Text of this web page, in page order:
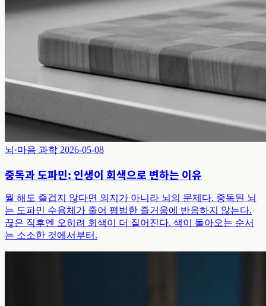
뇌·마음 과학 2026-05-08
중독과 도파민: 인생이 회색으로 변하는 이유
뭘 해도 즐겁지 않다면 의지가 아니라 뇌의 문제다. 중독된 뇌
는 도파민 수용체가 줄어 평범한 즐거움에 반응하지 않는다.
끊은 직후엔 오히려 회색이 더 짙어진다. 색이 돌아오는 순서
는 소소한 것에서부터.